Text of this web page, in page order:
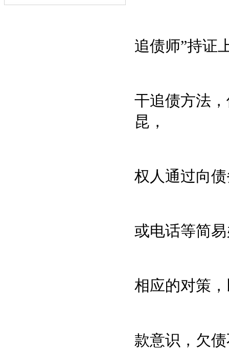
追债师”持证
干追债方法
昆，
权人通过向
或电话等简
相应的对策
款意识，欠